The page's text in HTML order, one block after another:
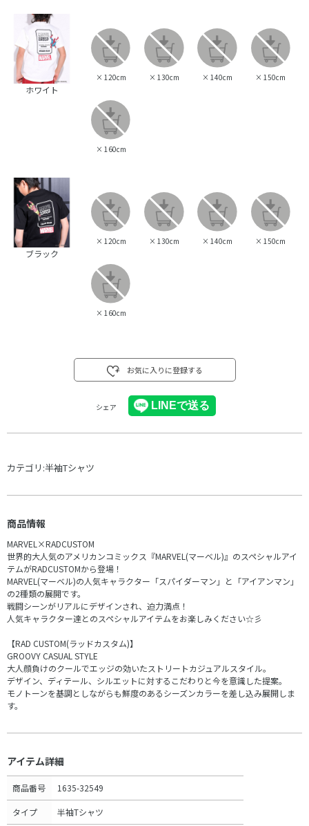
ホワイト
× 120cm × 130cm × 140cm × 150cm
× 160cm
ブラック
× 120cm × 130cm × 140cm × 150cm
× 160cm
お気に入りに登録する
シェア
カテゴリ:半袖Tシャツ
商品情報
MARVEL×RADCUSTOM
世界的大人気のアメリカンコミックス『MARVEL(マーベル)』のスペシャルアイ
テムがRADCUSTOMから登場！
MARVEL(マーベル)の人気キャラクター「スパイダーマン」と「アイアンマン」
の2種類の展開です。
戦闘シーンがリアルにデザインされ、迫力満点！
人気キャラクター達とのスペシャルアイテムをお楽しみください☆彡
【RAD CUSTOM(ラッドカスタム)】
GROOVY CASUAL STYLE
大人顔負けのクールでエッジの効いたストリートカジュアルスタイル。
デザイン、ディテール、シルエットに対するこだわりと今を意識した提案。
モノトーンを基調としながらも鮮度のあるシーズンカラーを差し込み展開しま
す。
アイテム詳細
商品番号 1635-32549
タイプ 半袖Tシャツ